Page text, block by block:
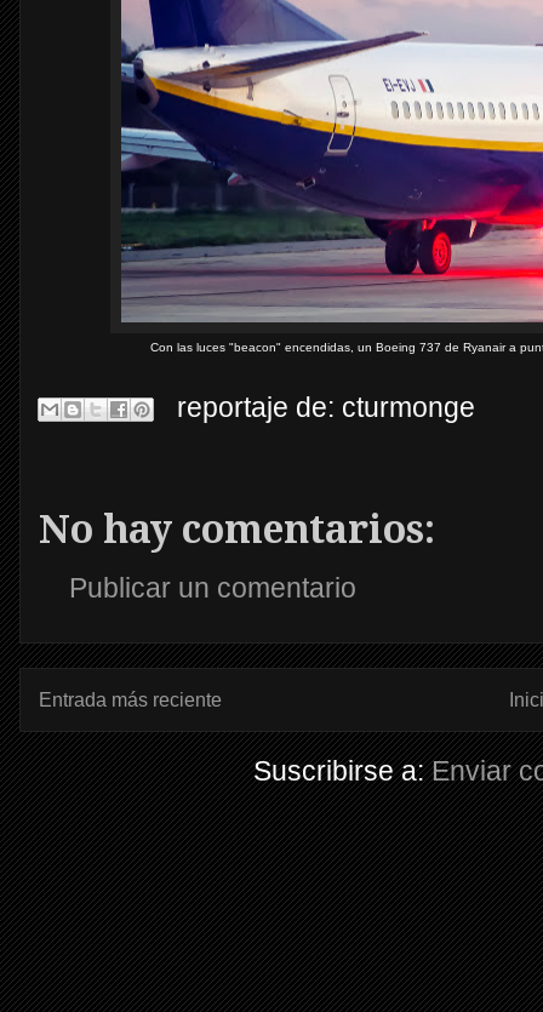
Con las luces "beacon" encendidas, un Boeing 737 de Ryanair a
reportaje de: cturmonge
No hay comentarios:
Publicar un comentario
Entrada más reciente
Suscribirse a:Enviar